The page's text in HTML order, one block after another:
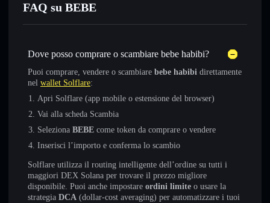
FAQ su BEBE
Dove posso comprare o scambiare bebe habibi?
Puoi comprare, vendere o scambiare bebe habibi direttamente
nel wallet Solflare:
Apri Solflare (app mobile o estensione del browser)
Vai alla scheda Scambia
Seleziona BEBE come token da comprare o vendere
Inserisci l’importo e conferma lo scambio
Solflare utilizza il routing intelligente dell’ordine su tutti i
maggiori DEX Solana per trovare il prezzo migliore
disponibile. Puoi anche impostare ordini limite o usare la
strategia DCA (dollar-cost averaging) per automatizzare i tuoi